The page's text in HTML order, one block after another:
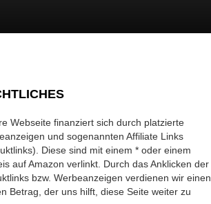
Webseite finanziert sich durch platzierte
und sogenannten Affiliate Links
Diese sind mit einem * oder einem
auf Amazon verlinkt. Durch das Anklicken der
bzw. Werbeanzeigen verdienen wir einen
Betrag, der uns hilft, diese Seite weiter zu